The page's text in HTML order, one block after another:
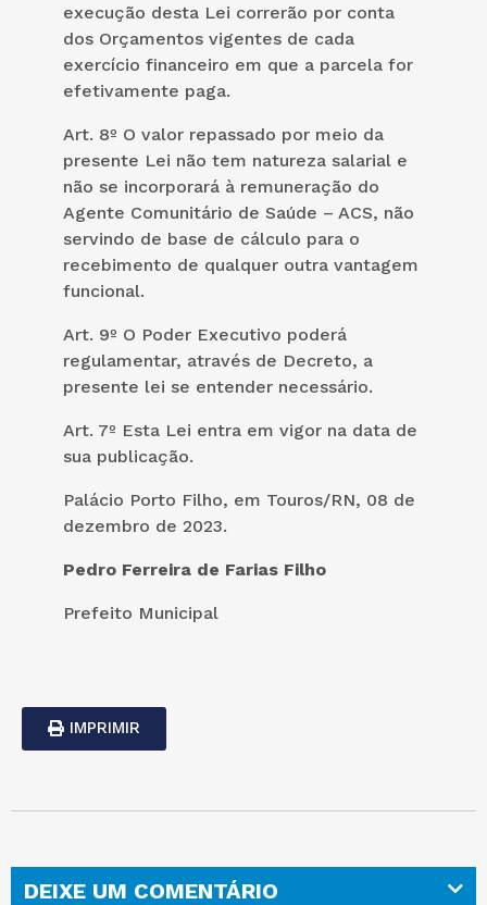
execução desta Lei correrão por conta
dos Orçamentos vigentes de cada
exercício financeiro em que a parcela for
efetivamente paga.
Art. 8º O valor repassado por meio da
presente Lei não tem natureza salarial e
não se incorporará à remuneração do
Agente Comunitário de Saúde – ACS, não
servindo de base de cálculo para o
recebimento de qualquer outra vantagem
funcional.
Art. 9º O Poder Executivo poderá
regulamentar, através de Decreto, a
presente lei se entender necessário.
Art. 7º Esta Lei entra em vigor na data de
sua publicação.
Palácio Porto Filho, em Touros/RN, 08 de
dezembro de 2023.
Pedro Ferreira de Farias Filho
Prefeito Municipal
IMPRIMIR
DEIXE UM COMENTÁRIO